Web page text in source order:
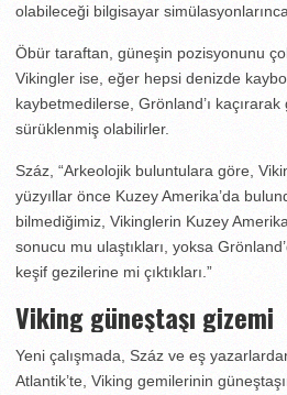
olabileceği bilgisayar
Öbür taraftan, güneşin pozisyonunu
Vikingler ise, eğer hepsi denizde
kaybetmedilerse, Grönland’ı kaçırarak
sürüklenmiş olabilirler.
Száz, “Arkeolojik buluntulara göre,
yüzyıllar önce Kuzey Amerika’da
bilmediğimiz, Vikinglerin Kuzey Amerika
sonucu mu ulaştıkları, yoksa
keşif gezilerine mi çıktıkları.”
Viking güneştaşı gizemi
Yeni çalışmada, Száz ve eş
Atlantik’te, Viking gemilerinin